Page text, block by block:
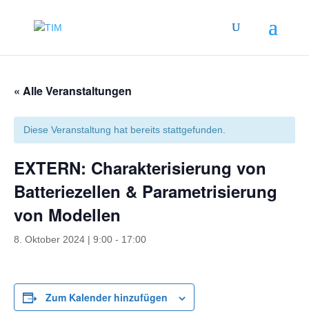
« Alle Veranstaltungen
Diese Veranstaltung hat bereits stattgefunden.
EXTERN: Charakterisierung von
Batteriezellen & Parametrisierung
von Modellen
8. Oktober 2024 | 9:00 - 17:00
Zum Kalender hinzufügen